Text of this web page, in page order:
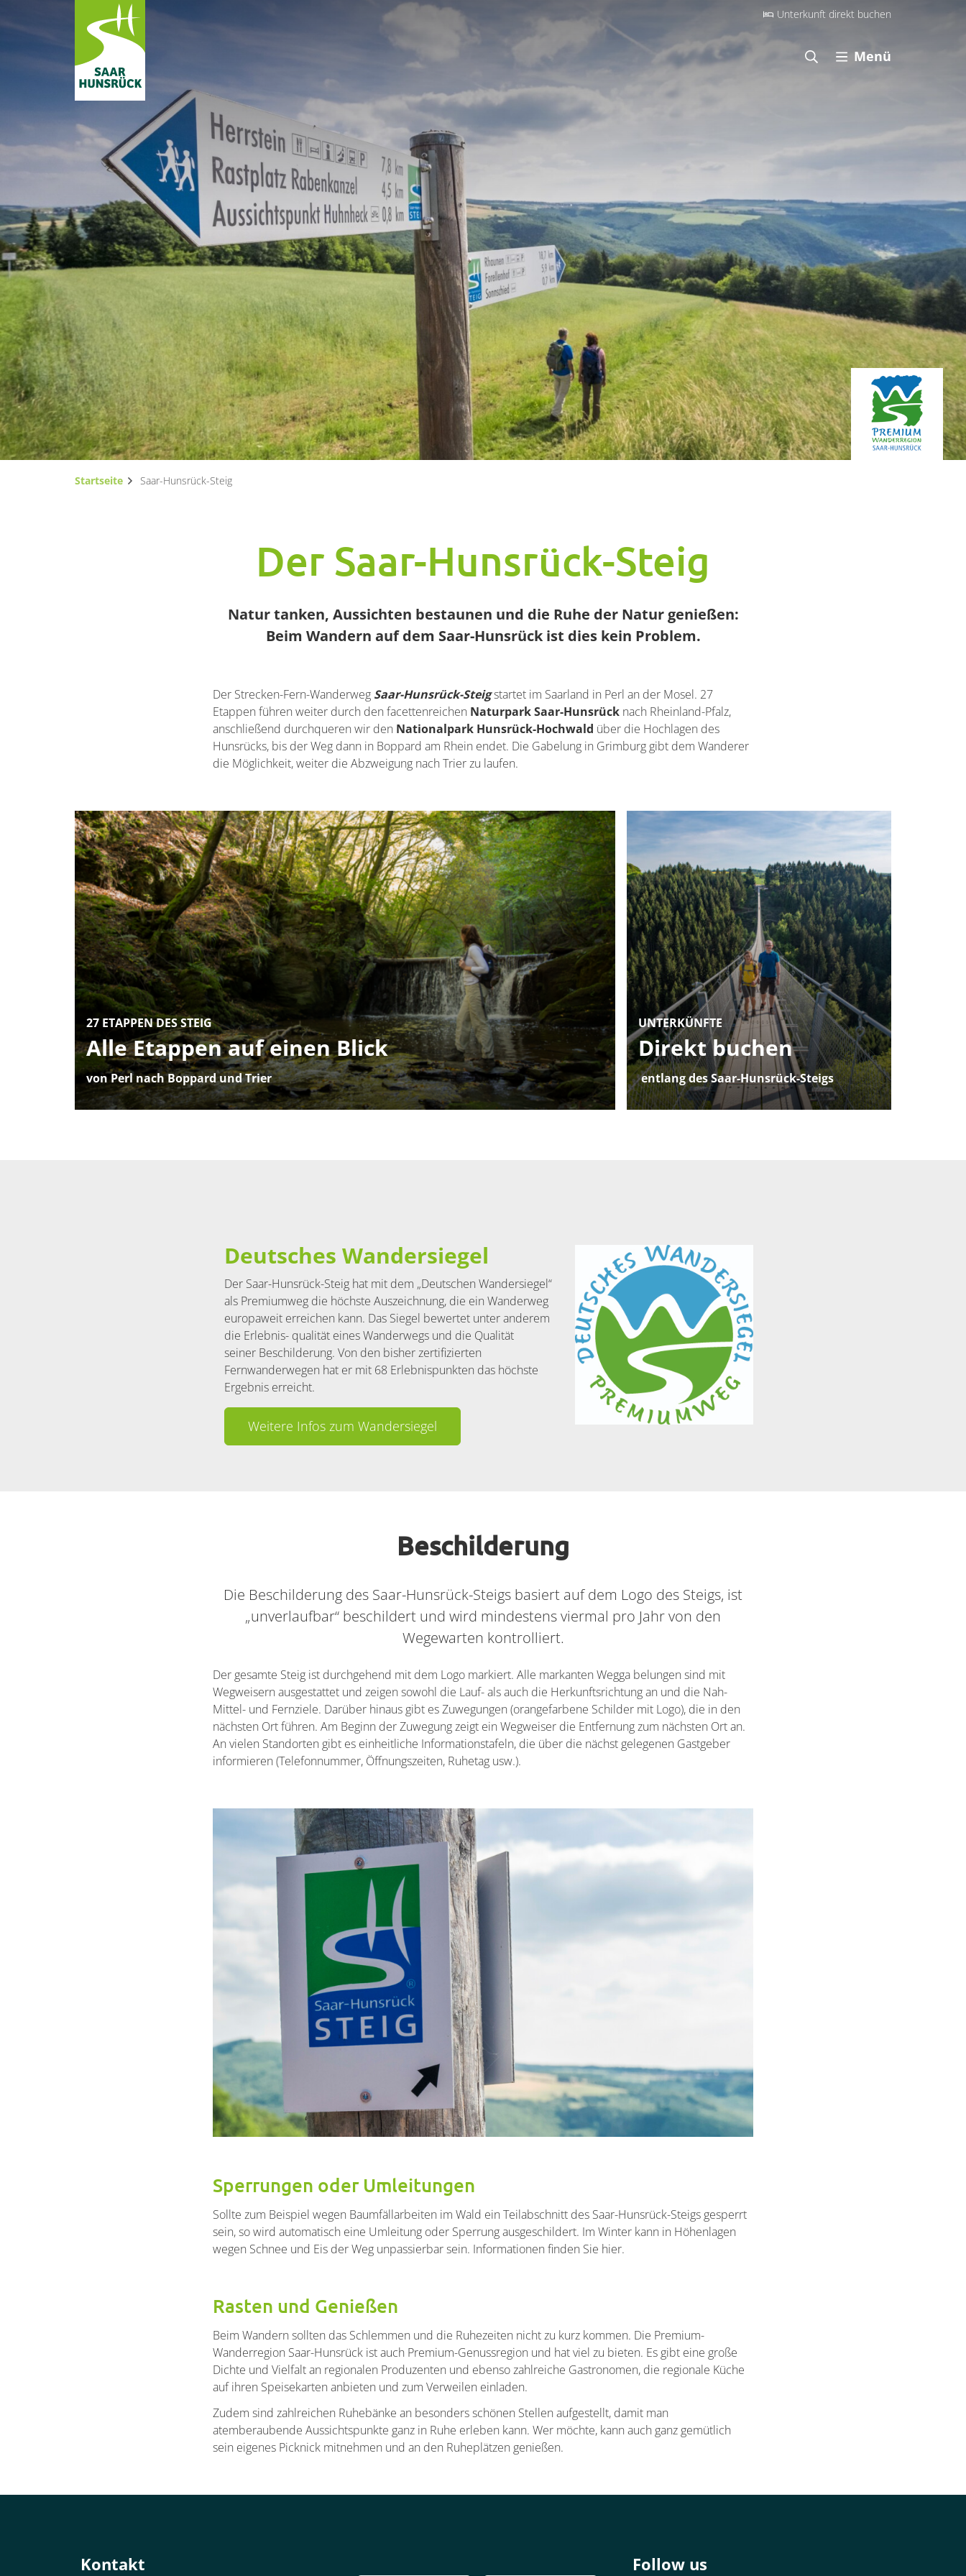
Zum Hauptinhalt springen
Unterkunft direkt buchen
Menü
Subnavigation umschalten
Subnavigation umschalten
Subnavigation umschalten
Subnavigation umschalten
Subnavigation umschalten
Startseite Saar-Hunsrück-Steig
Der Saar-Hunsrück-Steig
Natur tanken, Aussichten bestaunen und die Ruhe der Natur genießen:
Beim Wandern auf dem Saar-Hunsrück ist dies kein Problem.
Der Strecken-Fern-Wanderweg Saar-Hunsrück-Steigstartet im Saarland in Perl an der Mosel. 27
Etappen führen weiter durch den facettenreichen Naturpark Saar-Hunsrück nach Rheinland-Pfalz,
anschließend durchqueren wir den Nationalpark Hunsrück-Hochwald über die Hochlagen des
Hunsrücks, bis der Weg dann in Boppard am Rhein endet. Die Gabelung in Grimburg gibt dem Wanderer
die Möglichkeit, weiter die Abzweigung nach Trier zu laufen.
27 ETAPPEN DES STEIG
Alle Etappen auf einen Blick
von Perl nach Boppard und Trier
UNTERKÜNFTE
Direkt buchen
entlang des Saar-Hunsrück-Steigs
Deutsches Wandersiegel
Der Saar-Hunsrück-Steig hat mit dem „Deutschen Wandersiegel“
als Premiumweg die höchste Auszeichnung, die ein Wanderweg
europaweit erreichen kann. Das Siegel bewertet unter anderem
die Erlebnis- qualität eines Wanderwegs und die Qualität
seiner Beschilderung. Von den bisher zertifizierten
Fernwanderwegen hat er mit 68 Erlebnispunkten das höchste
Ergebnis erreicht.
Weitere Infos zum Wandersiegel
Beschilderung
Die Beschilderung des Saar-Hunsrück-Steigs basiert auf dem Logo des Steigs, ist
„unverlaufbar“ beschildert und wird mindestens viermal pro Jahr von den
Wegewarten kontrolliert.
Der gesamte Steig ist durchgehend mit dem Logo markiert. Alle markanten Wegga belungen sind mit
Wegweisern ausgestattet und zeigen sowohl die Lauf- als auch die Herkunftsrichtung an und die Nah-
Mittel- und Fernziele. Darüber hinaus gibt es Zuwegungen (orangefarbene Schilder mit Logo), die in den
nächsten Ort führen. Am Beginn der Zuwegung zeigt ein Wegweiser die Entfernung zum nächsten Ort an.
An vielen Standorten gibt es einheitliche Informationstafeln, die über die nächst gelegenen Gastgeber
informieren (Telefonnummer, Öffnungszeiten, Ruhetag usw.).
Sperrungen oder Umleitungen
Sollte zum Beispiel wegen Baumfällarbeiten im Wald ein Teilabschnitt des Saar-Hunsrück-Steigs gesperrt
sein, so wird automatisch eine Umleitung oder Sperrung ausgeschildert. Im Winter kann in Höhenlagen
wegen Schnee und Eis der Weg unpassierbar sein. Informationen finden Sie hier.
Rasten und Genießen
Beim Wandern sollten das Schlemmen und die Ruhezeiten nicht zu kurz kommen. Die Premium-
Wanderregion Saar-Hunsrück ist auch Premium-Genussregion und hat viel zu bieten. Es gibt eine große
Dichte und Vielfalt an regionalen Produzenten und ebenso zahlreiche Gastronomen, die regionale Küche
auf ihren Speisekarten anbieten und zum Verweilen einladen.
Zudem sind zahlreichen Ruhebänke an besonders schönen Stellen aufgestellt, damit man
atemberaubende Aussichtspunkte ganz in Ruhe erleben kann. Wer möchte, kann auch ganz gemütlich
sein eigenes Picknick mitnehmen und an den Ruheplätzen genießen.
Kontakt Follow us